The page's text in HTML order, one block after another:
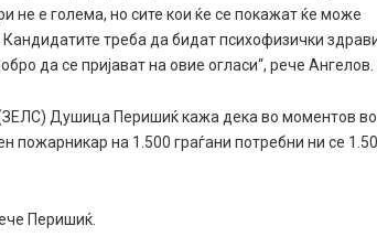
е голема, но сите кои ќе се покажат ќе може
треба да бидат психофизички
да се пријават на овие огласи“, рече Ангелов.
Душица Перишиќ кажа дека во моментов во
пожарникар на 1.500 граѓани потребни ни се
Перишиќ.